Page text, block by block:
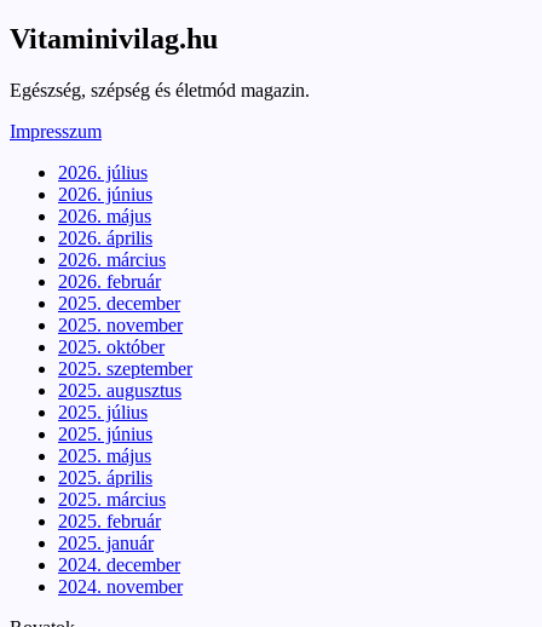
Vitaminivilag.hu
Egészség, szépség és életmód magazin.
Impresszum
2026. július
2026. június
2026. május
2026. április
2026. március
2026. február
2025. december
2025. november
2025. október
2025. szeptember
2025. augusztus
2025. július
2025. június
2025. május
2025. április
2025. március
2025. február
2025. január
2024. december
2024. november